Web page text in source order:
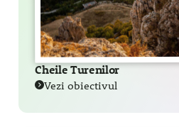
Cheile Turenilor
Vezi obiectivul